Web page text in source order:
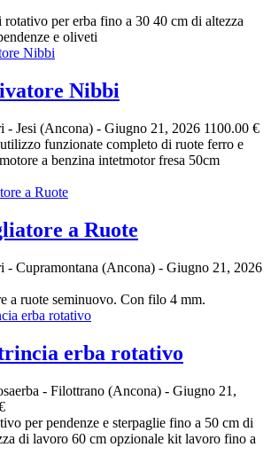
rotativo per erba fino a 30 40 cm di altezza
e oliveti
Nibbi
- Jesi (Ancona) - Giugno 21, 2026 1100.00 €
funzionate completo di ruote ferro e
a benzina intetmotor fresa 50cm
a Ruote
- Cupramontana (Ancona) - Giugno 21, 2026
a ruote seminuovo. Con filo 4 mm.
erba rotativo
- Filottrano (Ancona) - Giugno 21,
per pendenze e sterpaglie fino a 50 cm di
di lavoro 60 cm opzionale kit lavoro fino a